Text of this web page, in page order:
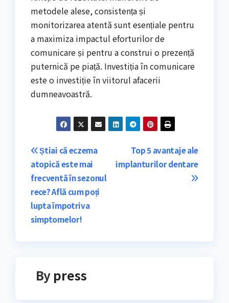
metodele alese, consistența și
monitorizarea atentă sunt esențiale pentru
a maximiza impactul eforturilor de
comunicare și pentru a construi o prezență
puternică pe piață. Investiția în comunicare
este o investiție în viitorul afacerii
dumneavoastră.
Navigare
în
articole
Top 5 avantaje ale
implanturilor dentare
Știai că eczema
atopică este mai
frecventă în sezonul
rece? Află cum poți
lupta împotriva
simptomelor!
By press